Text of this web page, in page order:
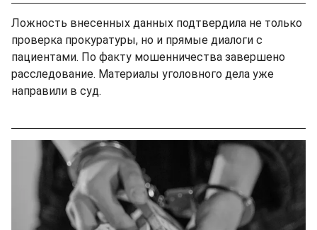
Ложность внесенных данных подтвердила не только
проверка прокуратуры, но и прямые диалоги с
пациентами. По факту мошенничества завершено
расследование. Материалы уголовного дела уже
направили в суд.